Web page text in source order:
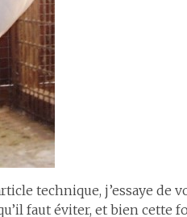
technique, j’essaye de
faut éviter, et bien cette